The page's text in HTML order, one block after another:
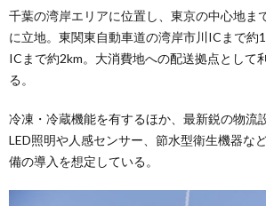
千葉の湾岸エリアに位置し、東京の中心地ま
に立地。東関東自動車道の湾岸市川ICまで約
ICまで約2km。大消費地への配送拠点として
る。
冷凍・冷蔵機能を有するほか、最新鋭の物流
LED照明や人感センサー、節水型衛生機器な
備の導入を想定している。